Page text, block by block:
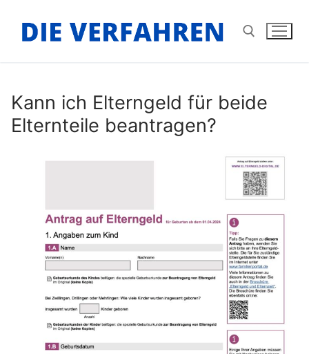
Inhalt
springen
Kann ich Elterngeld für beide
Elternteile beantragen?